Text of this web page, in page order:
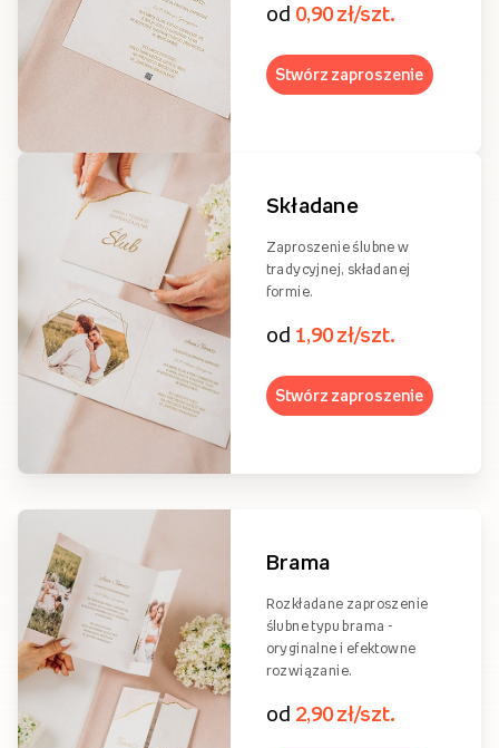
od 0,90 zł/szt.
Stwórz zaproszenie
Składane
Zaproszenie ślubne w
tradycyjnej, składanej
formie.
od 1,90 zł/szt.
Stwórz zaproszenie
Brama
Rozkładane zaproszenie
ślubne typu brama -
oryginalne i efektowne
rozwiązanie.
od 2,90 zł/szt.